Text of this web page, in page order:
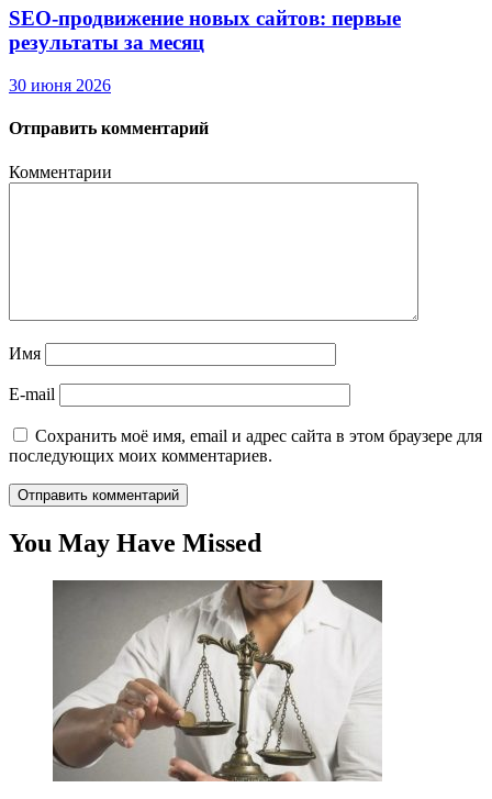
SEO-продвижение новых сайтов: первые
результаты за месяц
30 июня 2026
Отправить комментарий
Комментарии
Имя
E-mail
Сохранить моё имя, email и адрес сайта в этом браузере для
последующих моих комментариев.
You May Have Missed